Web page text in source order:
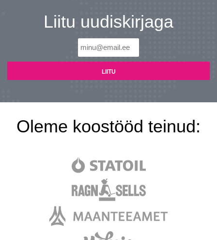
Liitu uudiskirjaga
Oleme koostööd teinud: